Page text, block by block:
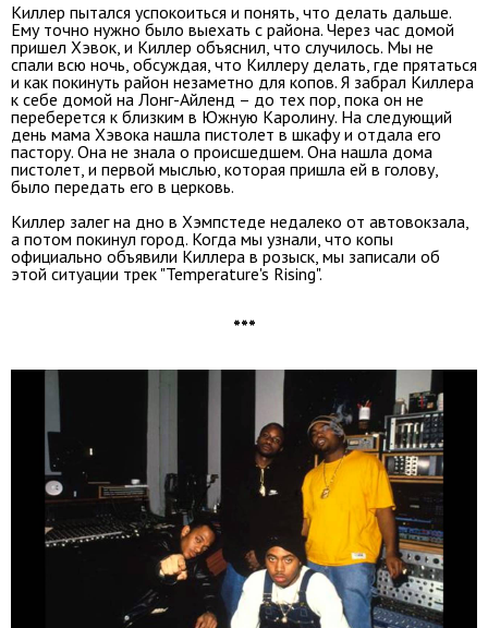
Киллер пытался успокоиться и понять, что делать дальше.
Ему точно нужно было выехать с района. Через час домой
пришел Хэвок, и Киллер объяснил, что случилось. Мы не
спали всю ночь, обсуждая, что Киллеру делать, где прятаться
и как покинуть район незаметно для копов. Я забрал Киллера
к себе домой на Лонг-Айленд – до тех пор, пока он не
переберется к близким в Южную Каролину. На следующий
день мама Хэвока нашла пистолет в шкафу и отдала его
пастору. Она не знала о происшедшем. Она нашла дома
пистолет, и первой мыслью, которая пришла ей в голову,
было передать его в церковь.
Киллер залег на дно в Хэмпстеде недалеко от автовокзала,
а потом покинул город. Когда мы узнали, что копы
официально объявили Киллера в розыск, мы записали об
этой ситуации трек "Temperature's Rising".
***